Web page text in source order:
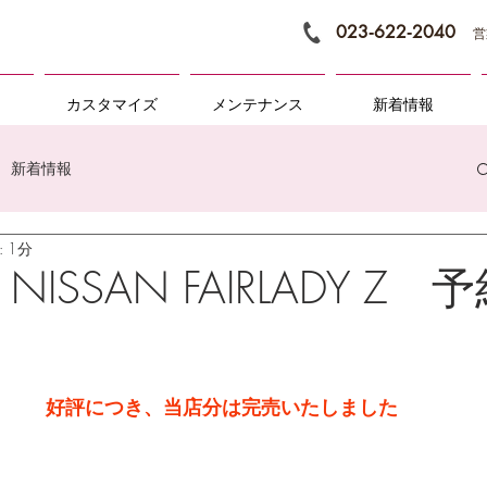
カスタマイズ メンテナンス 新着情報
023‐622‐2040
新着情報
NISSAN FAIRLADY Z
1分
好評につき、当店分は完売いたしました